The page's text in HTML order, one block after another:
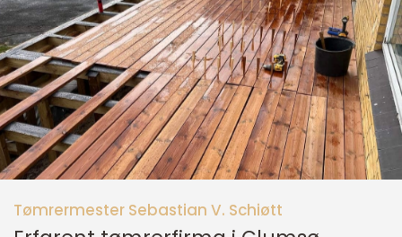
Tømrermester Sebastian V. Schiøtt